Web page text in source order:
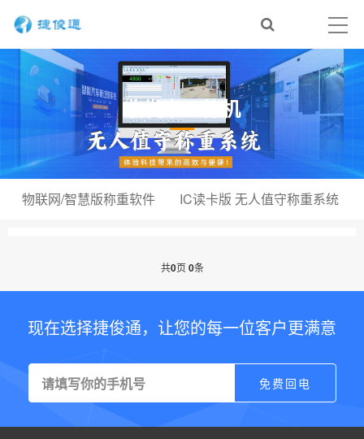
收发卡一体机
物联网/智慧版称重软件 IC读卡版 无人值守称重系统
共0页0条
现在选择捷俊通，让您的每一位客户更满意